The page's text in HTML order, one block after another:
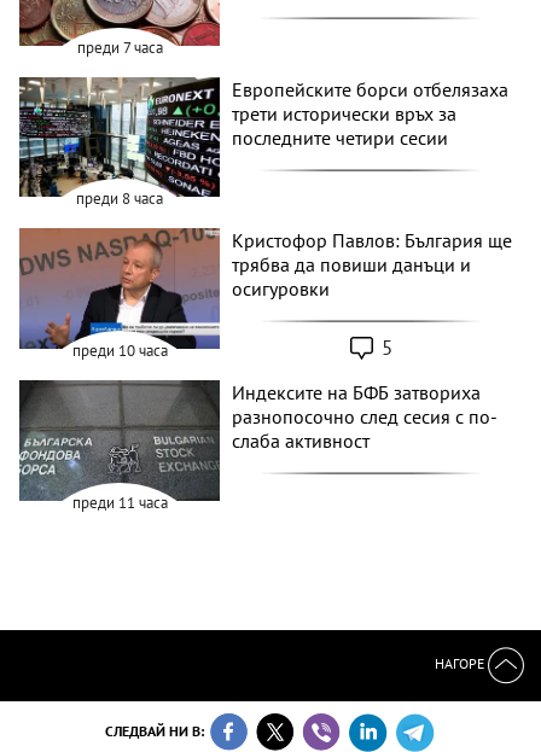
преди 7 часа
преди 8 часа
Европейските борси отбелязаха
трети исторически връх за
последните четири сесии
преди 10 часа
Кристофор Павлов: България ще
трябва да повиши данъци и
осигуровки
5
преди 11 часа
Индексите на БФБ затвориха
разнопосочно след сесия с по-
слаба активност
НАГОРЕ
СЛЕДВАЙ НИ В: